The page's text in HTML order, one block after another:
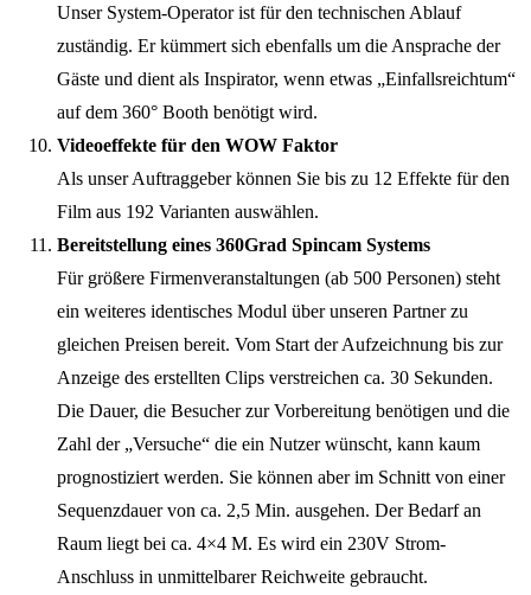
Unser System-Operator ist für den technischen Ablauf
zuständig. Er kümmert sich ebenfalls um die Ansprache der
Gäste und dient als Inspirator, wenn etwas „Einfallsreichtum“
auf dem 360° Booth benötigt wird.
Videoeffekte für den WOW Faktor
Als unser Auftraggeber können Sie bis zu 12 Effekte für den
Film aus 192 Varianten auswählen.
Bereitstellung eines 360Grad Spincam Systems
Für größere Firmenveranstaltungen (ab 500 Personen) steht
ein weiteres identisches Modul über unseren Partner zu
gleichen Preisen bereit. Vom Start der Aufzeichnung bis zur
Anzeige des erstellten Clips verstreichen ca. 30 Sekunden.
Die Dauer, die Besucher zur Vorbereitung benötigen und die
Zahl der „Versuche“ die ein Nutzer wünscht, kann kaum
prognostiziert werden. Sie können aber im Schnitt von einer
Sequenzdauer von ca. 2,5 Min. ausgehen. Der Bedarf an
Raum liegt bei ca. 4×4 M. Es wird ein 230V Strom-
Anschluss in unmittelbarer Reichweite gebraucht.